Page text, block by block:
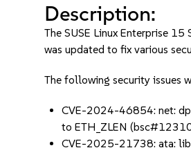
Description:
The SUSE Linux Enterprise 15
was updated to fix various
The following security issues
CVE-2024-46854: net:
to ETH_ZLEN
CVE-2025-21738: ata: